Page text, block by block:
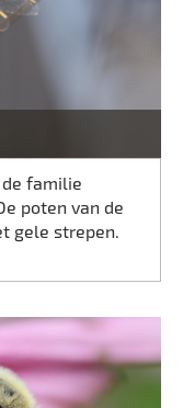
familie
poten van de
gele strepen.